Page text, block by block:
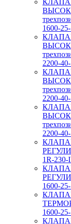
1600-
2200-
2200-
2200-
1R-230-
1600-
1600-